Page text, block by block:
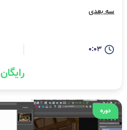
سه بعدی
0:03
رایگان
دوره